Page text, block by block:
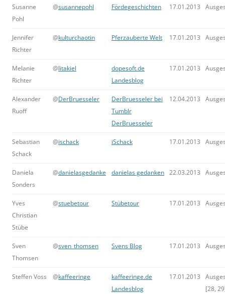
Susanne
Pohl
@susannepohl Fördegeschichten 17.01.2013
Jennifer
Richter
@kulturchaotin Pferzauberte Welt 17.01.2013
Melanie
Richter
@litakiel
dopesoft.de
Landesblog
17.01.2013
Alexander
Ruoff
@DerBruesseler
DerBruesseler bei
Tumblr
DerBruesseler
12.04.2013
Sebastian
Schack
@ischack iSchack 17.01.2013
Daniela
Sonders
@danielasgedanke danielas gedanken 22.03.2013
Yves
Christian
Stübe
@stuebetour Stübetour 17.01.2013
Sven
Thomsen
@sven_thomsen Svens Blog 17.01.2013
Steffen Voss @kaffeeringe
kaffeeringe.de
Landesblog
17.01.2013
[28,